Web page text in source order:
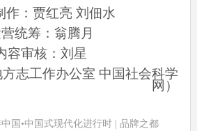
作：贾红亮 刘佃水
统筹：翁腾月
容审核：刘星
方志工作办公室 中国社会科学
网）
国•中国式现代化进行时 | 品牌之都